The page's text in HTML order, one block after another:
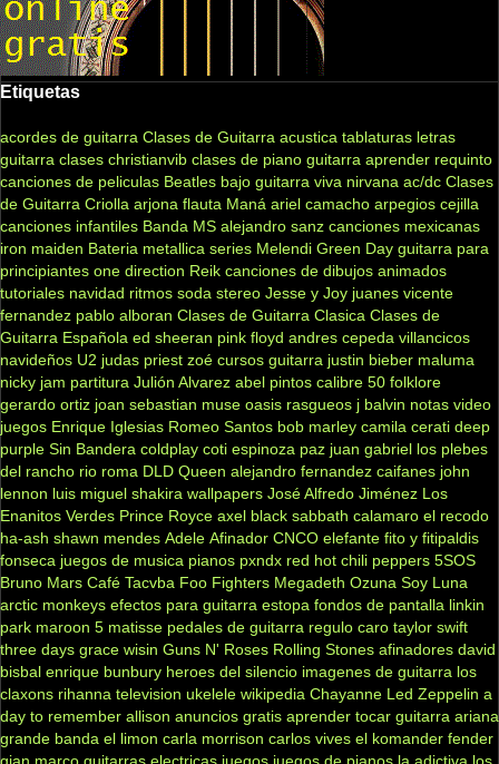
Etiquetas
acordes de guitarra Clases de Guitarra acustica tablaturas letras
guitarra clases christianvib clases de piano guitarra aprender requinto
canciones de peliculas Beatles bajo guitarra viva nirvana ac/dc Clases
de Guitarra Criolla arjona flauta Maná ariel camacho arpegios cejilla
canciones infantiles Banda MS alejandro sanz canciones mexicanas
iron maiden Bateria metallica series Melendi Green Day guitarra para
principiantes one direction Reik canciones de dibujos animados
tutoriales navidad ritmos soda stereo Jesse y Joy juanes vicente
fernandez pablo alboran Clases de Guitarra Clasica Clases de
Guitarra Española ed sheeran pink floyd andres cepeda villancicos
navideños U2 judas priest zoé cursos guitarra justin bieber maluma
nicky jam partitura Julión Alvarez abel pintos calibre 50 folklore
gerardo ortiz joan sebastian muse oasis rasgueos j balvin notas video
juegos Enrique Iglesias Romeo Santos bob marley camila cerati deep
purple Sin Bandera coldplay coti espinoza paz juan gabriel los plebes
del rancho rio roma DLD Queen alejandro fernandez caifanes john
lennon luis miguel shakira wallpapers José Alfredo Jiménez Los
Enanitos Verdes Prince Royce axel black sabbath calamaro el recodo
ha-ash shawn mendes Adele Afinador CNCO elefante fito y fitipaldis
fonseca juegos de musica pianos pxndx red hot chili peppers 5SOS
Bruno Mars Café Tacvba Foo Fighters Megadeth Ozuna Soy Luna
arctic monkeys efectos para guitarra estopa fondos de pantalla linkin
park maroon 5 matisse pedales de guitarra regulo caro taylor swift
three days grace wisin Guns N' Roses Rolling Stones afinadores david
bisbal enrique bunbury heroes del silencio imagenes de guitarra los
claxons rihanna television ukelele wikipedia Chayanne Led Zeppelin a
day to remember allison anuncios gratis aprender tocar guitarra ariana
grande banda el limon carla morrison carlos vives el komander fender